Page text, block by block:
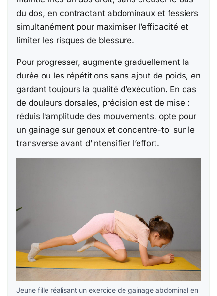
du dos, en contractant abdominaux et fessiers
simultanément pour maximiser l’efficacité et
limiter les risques de blessure.
Pour progresser, augmente graduellement la
durée ou les répétitions sans ajout de poids, en
gardant toujours la qualité d’exécution. En cas
de douleurs dorsales, précision est de mise :
réduis l’amplitude des mouvements, opte pour
un gainage sur genoux et concentre-toi sur le
transverse avant d’intensifier l’effort.
Jeune fille réalisant un exercice de gainage abdominal en